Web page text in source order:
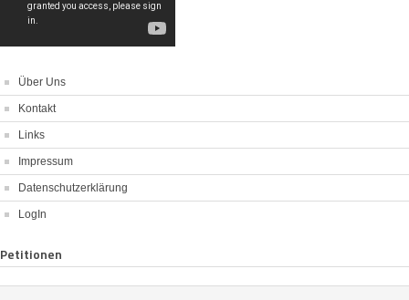
Über Uns
Kontakt
Links
Impressum
Datenschutzerklärung
LogIn
Petitionen